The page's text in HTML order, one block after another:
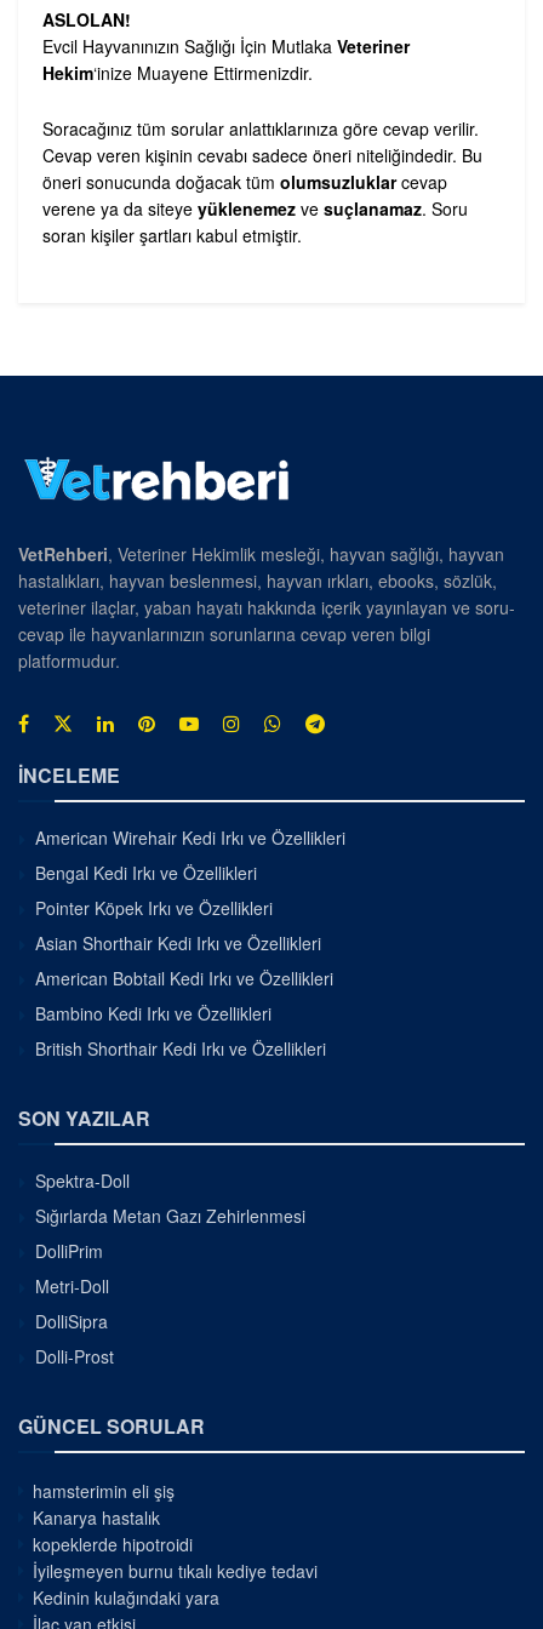
ASLOLAN!
Evcil Hayvanınızın Sağlığı İçin Mutlaka Veteriner
Hekim‘inize Muayene Ettirmenizdir.
Soracağınız tüm sorular anlattıklarınıza göre cevap verilir.
Cevap veren kişinin cevabı sadece öneri niteliğindedir. Bu
öneri sonucunda doğacak tüm olumsuzluklarcevap
verene ya da siteye yüklenemez ve suçlanamaz. Soru
soran kişiler şartları kabul etmiştir.
VetRehberi, Veteriner Hekimlik mesleği, hayvan sağlığı, hayvan
hastalıkları, hayvan beslenmesi, hayvan ırkları, ebooks, sözlük,
veteriner ilaçlar, yaban hayatı hakkında içerik yayınlayan ve soru-
cevap ile hayvanlarınızın sorunlarına cevap veren bilgi
platformudur.
İNCELEME
American Wirehair Kedi Irkı ve Özellikleri
Bengal Kedi Irkı ve Özellikleri
Pointer Köpek Irkı ve Özellikleri
Asian Shorthair Kedi Irkı ve Özellikleri
American Bobtail Kedi Irkı ve Özellikleri
Bambino Kedi Irkı ve Özellikleri
British Shorthair Kedi Irkı ve Özellikleri
SON YAZILAR
Spektra-Doll
Sığırlarda Metan Gazı Zehirlenmesi
DolliPrim
Metri-Doll
DolliSipra
Dolli-Prost
GÜNCEL SORULAR
hamsterimin eli şiş
Kanarya hastalık
kopeklerde hipotroidi
İyileşmeyen burnu tıkalı kediye tedavi
Kedinin kulağındaki yara